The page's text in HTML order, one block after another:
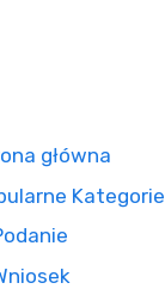
główna
Kategorie